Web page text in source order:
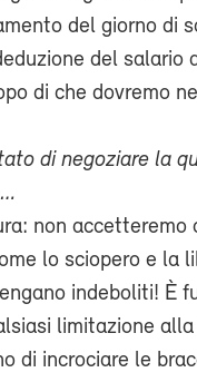
del giorno di
del salario
di che dovremo
di negoziare la
non accetteremo
lo sciopero e la
indeboliti! È
limitazione
di incrociare le